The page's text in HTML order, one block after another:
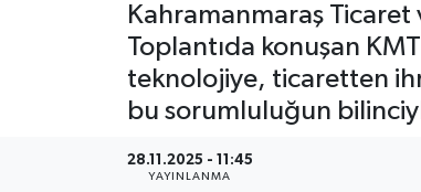
Kahramanmaraş Ticaret
Toplantıda konuşan
teknolojiye, ticaretten
bu sorumluluğun
28.11.2025 - 11:45
YAYINLANMA